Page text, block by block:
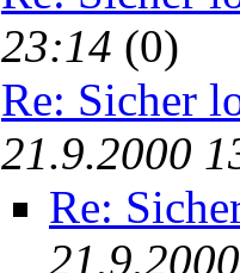
23:14 (0)
Re: Sicher
21.9.2000
Re: